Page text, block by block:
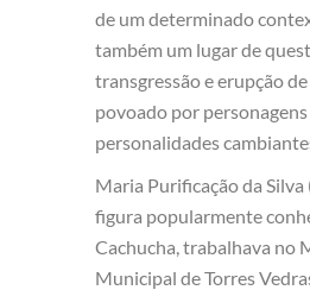
de um determinado
também um lugar de
transgressão e erupção
povoado por personagens
personalidades
Maria Purificação da
figura popularmente
Cachucha, trabalhava no
Municipal de Torres